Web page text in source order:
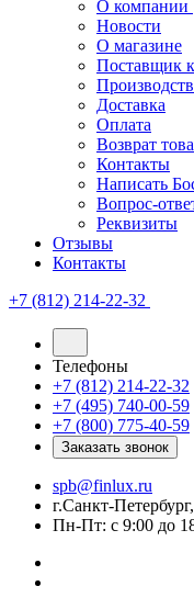
О компании
Новости
О магазине
Поставщик
Доставка
Оплата
Возврат
Контакты
Написать
Вопрос-
Реквизиты
Отзывы
Контакты
+7 (812) 214-22-32
Телефоны
+7 (812) 214-22-32
+7 (495) 740-00-59
+7 (800) 775-40-59
Заказать звонок
spb@finlux.ru
г.Санкт-
Пн-Пт: с 9:00 до